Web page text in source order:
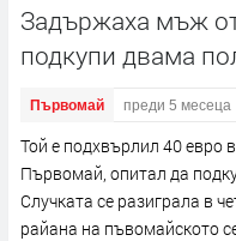
Задържаха мъж
подкупи двама
Първомай преди 5 месеца
Той е подхвърлил 40 евро
Първомай, опитал да
Случката се разиграла в
райана на пъвомайското